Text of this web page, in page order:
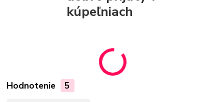
kúpeľniach
Hodnotenie 5